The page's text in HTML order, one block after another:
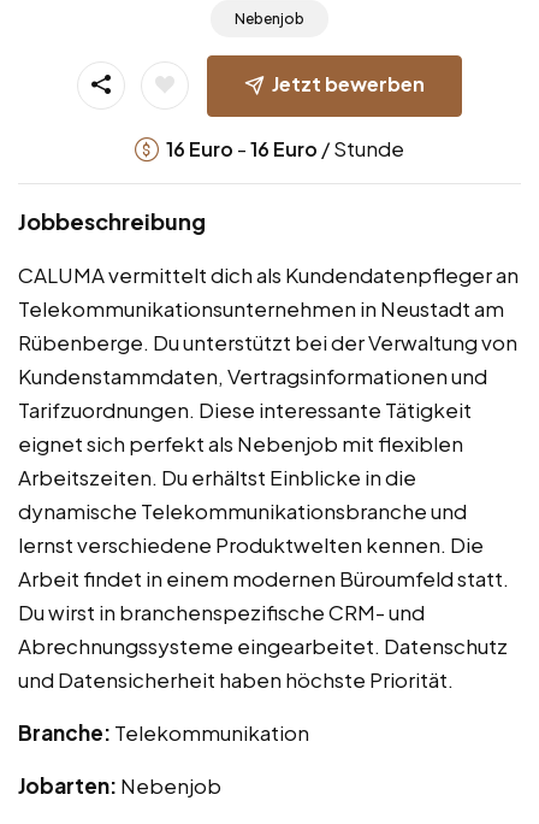
Nebenjob
Jetzt bewerben
16 Euro -16 Euro / Stunde
Jobbeschreibung
CALUMA vermittelt dich als Kundendatenpfleger an
Telekommunikationsunternehmen in Neustadt am
Rübenberge. Du unterstützt bei der Verwaltung von
Kundenstammdaten, Vertragsinformationen und
Tarifzuordnungen. Diese interessante Tätigkeit
eignet sich perfekt als Nebenjob mit flexiblen
Arbeitszeiten. Du erhältst Einblicke in die
dynamische Telekommunikationsbranche und
lernst verschiedene Produktwelten kennen. Die
Arbeit findet in einem modernen Büroumfeld statt.
Du wirst in branchenspezifische CRM- und
Abrechnungssysteme eingearbeitet. Datenschutz
und Datensicherheit haben höchste Priorität.
Branche: Telekommunikation
Jobarten: Nebenjob